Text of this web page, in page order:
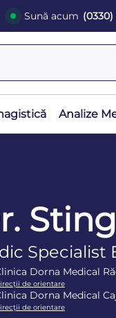
Sună acum
Analize
Specialist
Dorna Medical
de orientare
Dorna Medical
de orientare